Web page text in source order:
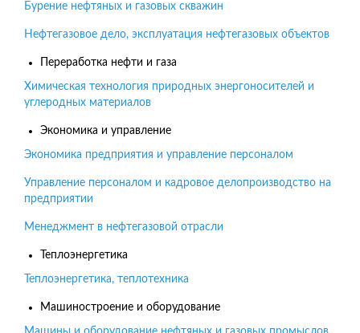
Бурение нефтяных и газовых скважин
Нефтегазовое дело, эксплуатация нефтегазовых объектов
Переработка нефти и газа
Химическая технология природных энергоносителей и
углеродных материалов
Экономика и управление
Экономика предприятия и управление персоналом
Управление персоналом и кадровое делопроизводство на
предприятии
Менеджмент в нефтегазовой отрасли
Теплоэнергетика
Теплоэнергетика, теплотехника
Машиностроение и оборудование